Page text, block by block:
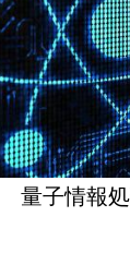
量子情報